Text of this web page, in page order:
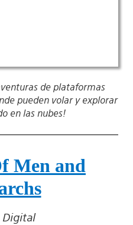
de plataformas
pueden volar y explorar
en las nubes!
Men and